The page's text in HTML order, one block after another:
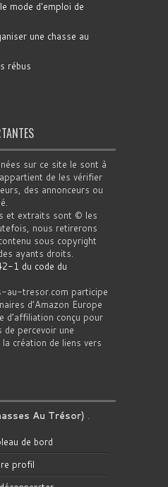
mode d'emploi de
une chasse au
rébus
sur ce site le sont à
de les vérifier
des annonceurs ou
et extraits sont © les
nous retirerons
sous copyright
ayants droits.
1 du code du
au-tresor.com participe
d’Amazon Europe
d’affiliation conçu pour
percevoir une
création de liens vers
Au Trésor) .
de bord
profil